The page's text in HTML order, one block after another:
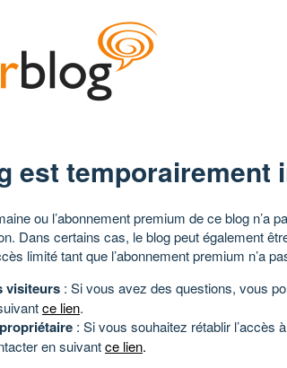
est temporairement
ou l’abonnement premium de ce blog n’a
Dans certains cas, le blog peut également
limité tant que l’abonnement premium n’a
visiteurs : Si vous avez des questions, vous
ce lien.
: Si vous souhaitez rétablir l’accès
en suivantce lien.